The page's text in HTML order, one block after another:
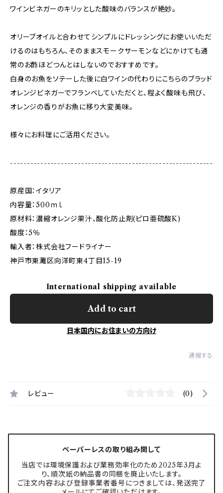
ワインビネガーのキリッとした酸味のバランスが絶妙。
オリーブオイルと合わせてシンプルにドレッシングにお使いいただ
けるのはもちろん、そのままスモークサーモンなどにかけても通
常のお酢ほどつんとはしないのでおすすめです。
白身のお魚をソテーした後に白ワインの代わりにこちらのブラッド
オレンジビネガーでフランベしていただくと、程よく酸味も飛び、
オレンジの香りがお魚に移り大変美味。
様々にお料理にご活用ください。
------------------------------------------------------------
原産国：イタリア
内容量：500ｍｌ
原材料：濃縮オレンジ果汁、酸化防止剤(ピロ亜硫酸K)
酸度：5％
輸入者：株式会社フードライナー
神戸市東灘区向洋町東4丁目15-19
International shipping available
Add to cart
日本国内にお住まいの方向け
通報する
レビュー (0)
ペーパーレスの取り組み関して
当店では環境保護および業務効率化のため2025年3月よ
り、順次紙の納品書の同梱を廃止いたします。
ご注文内容および登録事業者番号につきましては、発送完了